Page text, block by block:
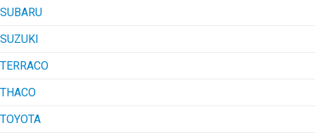
SUBARU
SUZUKI
TERRACO
THACO
TOYOTA